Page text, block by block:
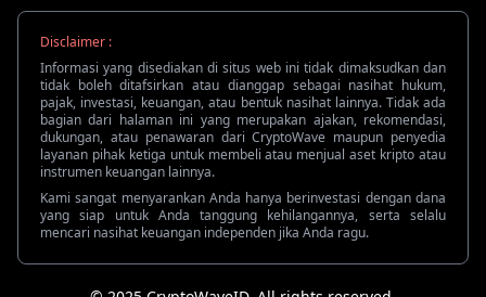
Disclaimer :
Informasi yang disediakan di situs web ini tidak dimaksudkan dan
tidak boleh ditafsirkan atau dianggap sebagai nasihat hukum,
pajak, investasi, keuangan, atau bentuk nasihat lainnya. Tidak ada
bagian dari halaman ini yang merupakan ajakan, rekomendasi,
dukungan, atau penawaran dari CryptoWave maupun penyedia
layanan pihak ketiga untuk membeli atau menjual aset kripto atau
instrumen keuangan lainnya.
Kami sangat menyarankan Anda hanya berinvestasi dengan dana
yang siap untuk Anda tanggung kehilangannya, serta selalu
mencari nasihat keuangan independen jika Anda ragu.